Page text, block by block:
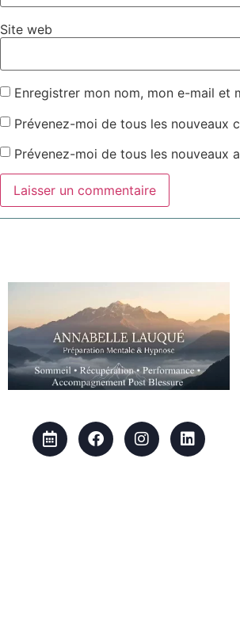
Site web
Enregistrer mon nom, mon e-mail et
Prévenez-moi de tous les nouveaux
Prévenez-moi de tous les nouveaux